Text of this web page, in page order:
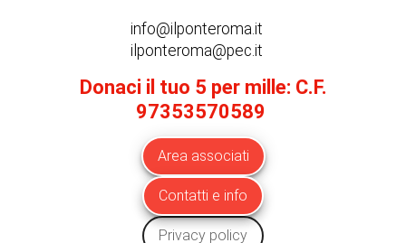
info@ilponteroma.it
ilponteroma@pec.it
Donaci il tuo 5 per mille: C.F.
97353570589
Area associati
Contatti e info
Privacy policy